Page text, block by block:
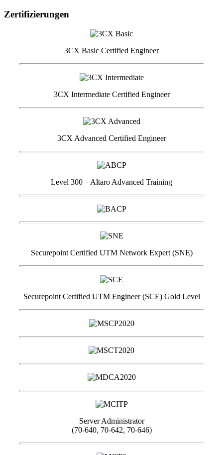
Zertifizierungen
3CX Basic Certified Engineer
3CX Intermediate Certified Engineer
3CX Advanced Certified Engineer
Level 300 – Altaro Advanced Training
Securepoint Certified UTM Network Expert (SNE)
Securepoint Certified UTM Engineer (SCE) Gold Level
Server Administrator
(70-640, 70-642, 70-646)